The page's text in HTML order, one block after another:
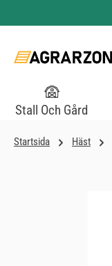
Stall Och Gård
Startsida Häst